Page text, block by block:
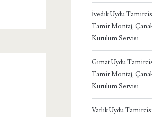
İvedik Uydu
Tamir Montaj,
Kurulum Servisi
Gimat Uydu
Tamir Montaj,
Kurulum Servisi
Varlık Uydu